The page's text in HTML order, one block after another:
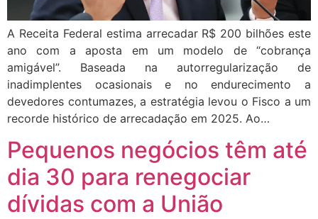
A Receita Federal estima arrecadar R$ 200 bilhões este
ano com a aposta em um modelo de “cobrança
amigável”. Baseada na autorregularização de
inadimplentes ocasionais e no endurecimento a
devedores contumazes, a estratégia levou o Fisco a um
recorde histórico de arrecadação em 2025. Ao…
Pequenos negócios têm até
dia 30 para renegociar
dívidas com a União